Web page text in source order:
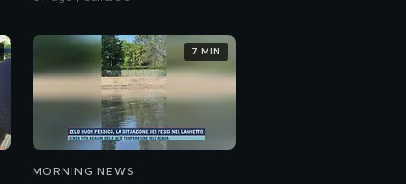
MORNING NEWS
7 MIN